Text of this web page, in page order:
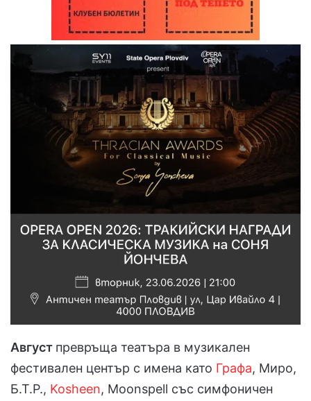
Август превръща театъра в музикален
фестивален център с имена като Графа, Миро,
Б.Т.Р., Kosheen, Moonspell със симфоничен